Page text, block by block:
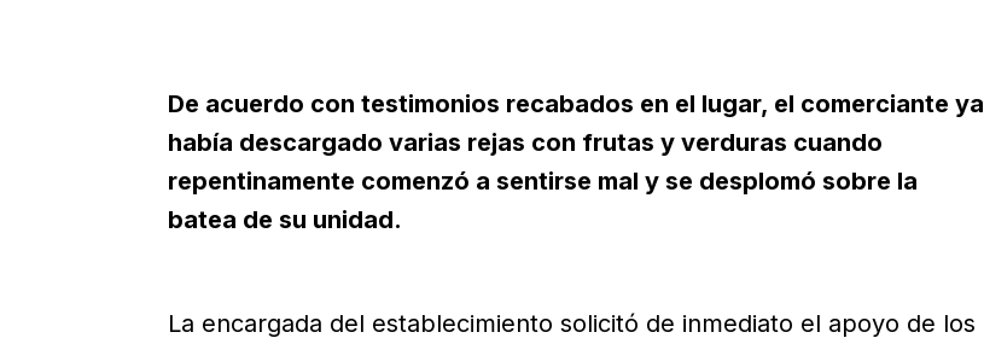
De acuerdo con testimonios recabados en el lugar, el comerciante ya
había descargado varias rejas con frutas y verduras cuando
repentinamente comenzó a sentirse mal y se desplomó sobre la
batea de su unidad.
La encargada del establecimiento solicitó de inmediato el apoyo de los